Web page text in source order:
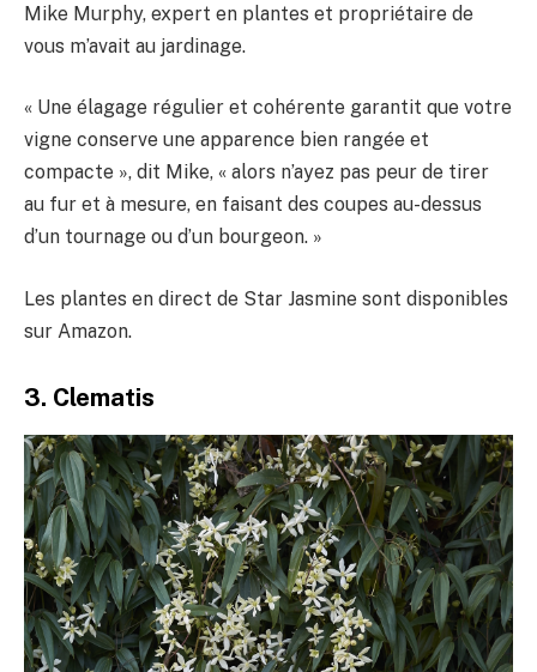
Mike Murphy, expert en plantes et propriétaire de
vous m’avait au jardinage.
« Une élagage régulier et cohérente garantit que votre
vigne conserve une apparence bien rangée et
compacte », dit Mike, « alors n’ayez pas peur de tirer
au fur et à mesure, en faisant des coupes au-dessus
d’un tournage ou d’un bourgeon. »
Les plantes en direct de Star Jasmine sont disponibles
sur Amazon.
3. Clematis